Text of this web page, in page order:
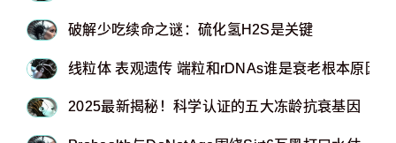
破解少吃续命之谜：硫化氢H2S是关键
线粒体 表观遗传 端粒和rDNAs谁是衰老根本原因？
2025最新揭秘！科学认证的五大冻龄抗衰基因